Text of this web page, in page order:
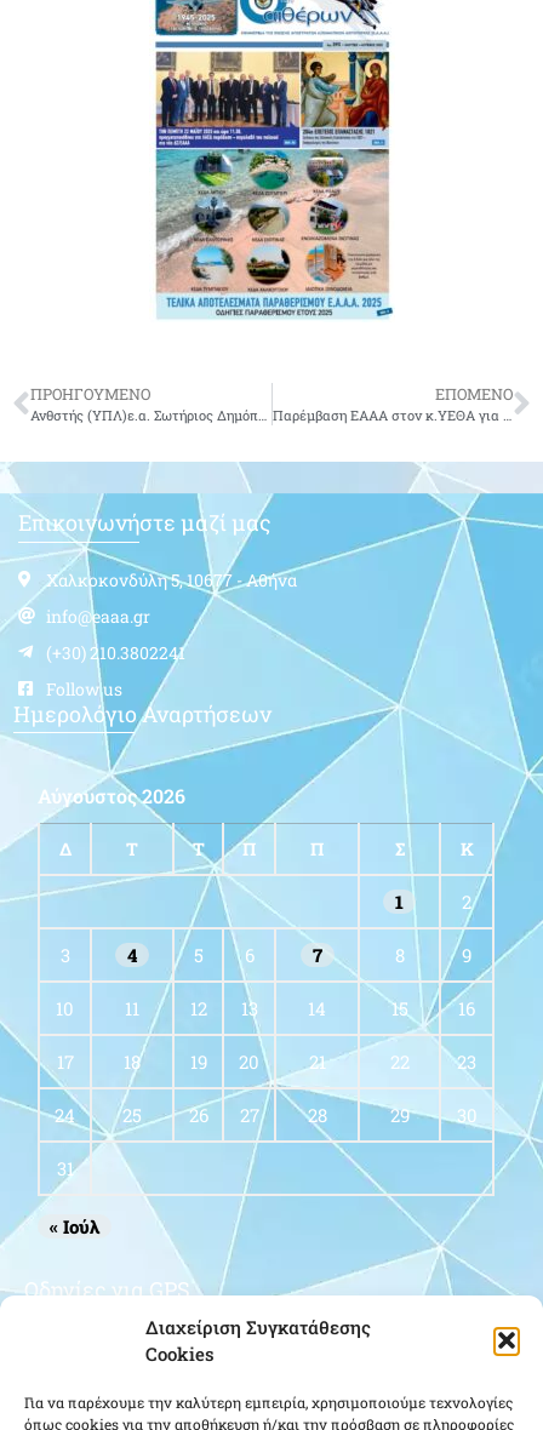
Διαχείριση Συγκατάθεσης
Cookies
Για να παρέχουμε την καλύτερη εμπειρία, χρησιμοποιούμε τεχνολογίες
όπως cookies για την αποθήκευση ή/και την πρόσβαση σε πληροφορίες
ΠΡΟΗΓΟΥΜΕΝΟ
Ανθστής (ΥΠΛ)ε.α. Σωτήριος Δημόπουλος του Αντωνίου-δεν είναι πια μαζί μας
ΕΠΟΜΕΝΟ
Παρέμβαση ΕΑΑΑ στον κ.ΥΕΘΑ για θέματα του ΜΤΑ
Επικοινωνήστε μαζί μας
Χαλκοκονδύλη 5, 10677 - Αθήνα
info@eaaa.gr
(+30) 210.3802241
Follow us
Ημερολόγιο Αναρτήσεων
Αύγουστος 2026
Δ Τ Τ Π Π Σ Κ
1 2
3 4 5 6 7 8 9
10 11 12 13 14 15 16
17 18 19 20 21 22 23
24 25 26 27 28 29 30
31
« Ιούλ
Οδηγίες για GPS